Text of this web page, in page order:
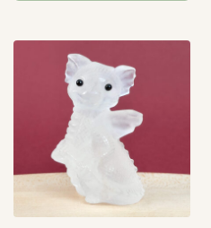
varianter.
Mulighederne
varesiden